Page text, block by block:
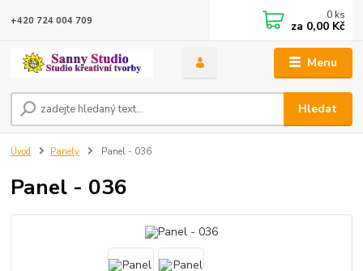
Menu
Hledat
+420 724 004 709 0 ks
za 0,00 Kč
Úvod Panely Panel - 036
Panel - 036